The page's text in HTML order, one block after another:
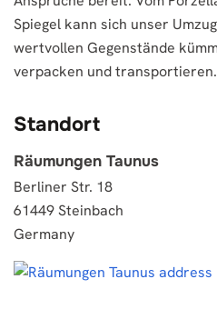
Spiegel kann sich unser
wertvollen Gegenstände
verpacken und transportieren.
Standort
Räumungen Taunus
Berliner Str. 18
61449 Steinbach
Germany